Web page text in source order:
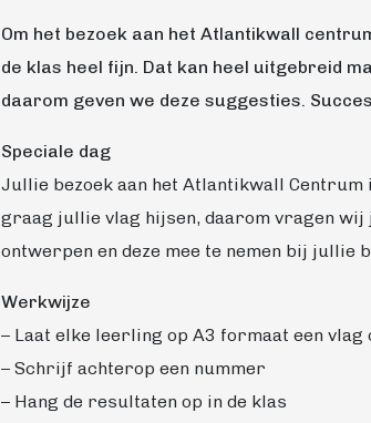
Om het bezoek aan het Atlantikwall
de klas heel fijn. Dat kan heel uitgebreid
daarom geven we deze suggesties.
Speciale dag
Jullie bezoek aan het Atlantikwall Centrum
graag jullie vlag hijsen, daarom vragen wij
ontwerpen en deze mee te nemen bij jullie
Werkwijze
– Laat elke leerling op A3 formaat een vlag
– Schrijf achterop een nummer
– Hang de resultaten op in de klas